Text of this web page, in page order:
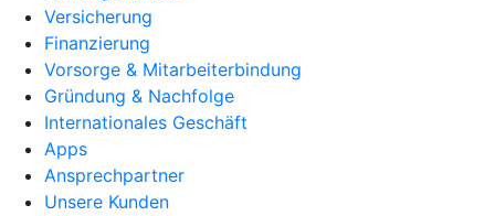
Versicherung
Finanzierung
Vorsorge & Mitarbeiterbindung
Gründung & Nachfolge
Internationales Geschäft
Apps
Ansprechpartner
Unsere Kunden